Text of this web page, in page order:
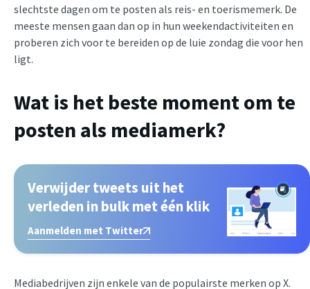
slechtste dagen om te posten als reis- en toerismemerk. De
meeste mensen gaan dan op in hun weekendactiviteiten en
proberen zich voor te bereiden op de luie zondag die voor hen
ligt.
Wat is het beste moment om te
posten als mediamerk?
Verwijder tweets uit het
verleden in bulk met één klik
Aanmelden met Twitter
Mediabedrijven zijn enkele van de populairste merken op X.